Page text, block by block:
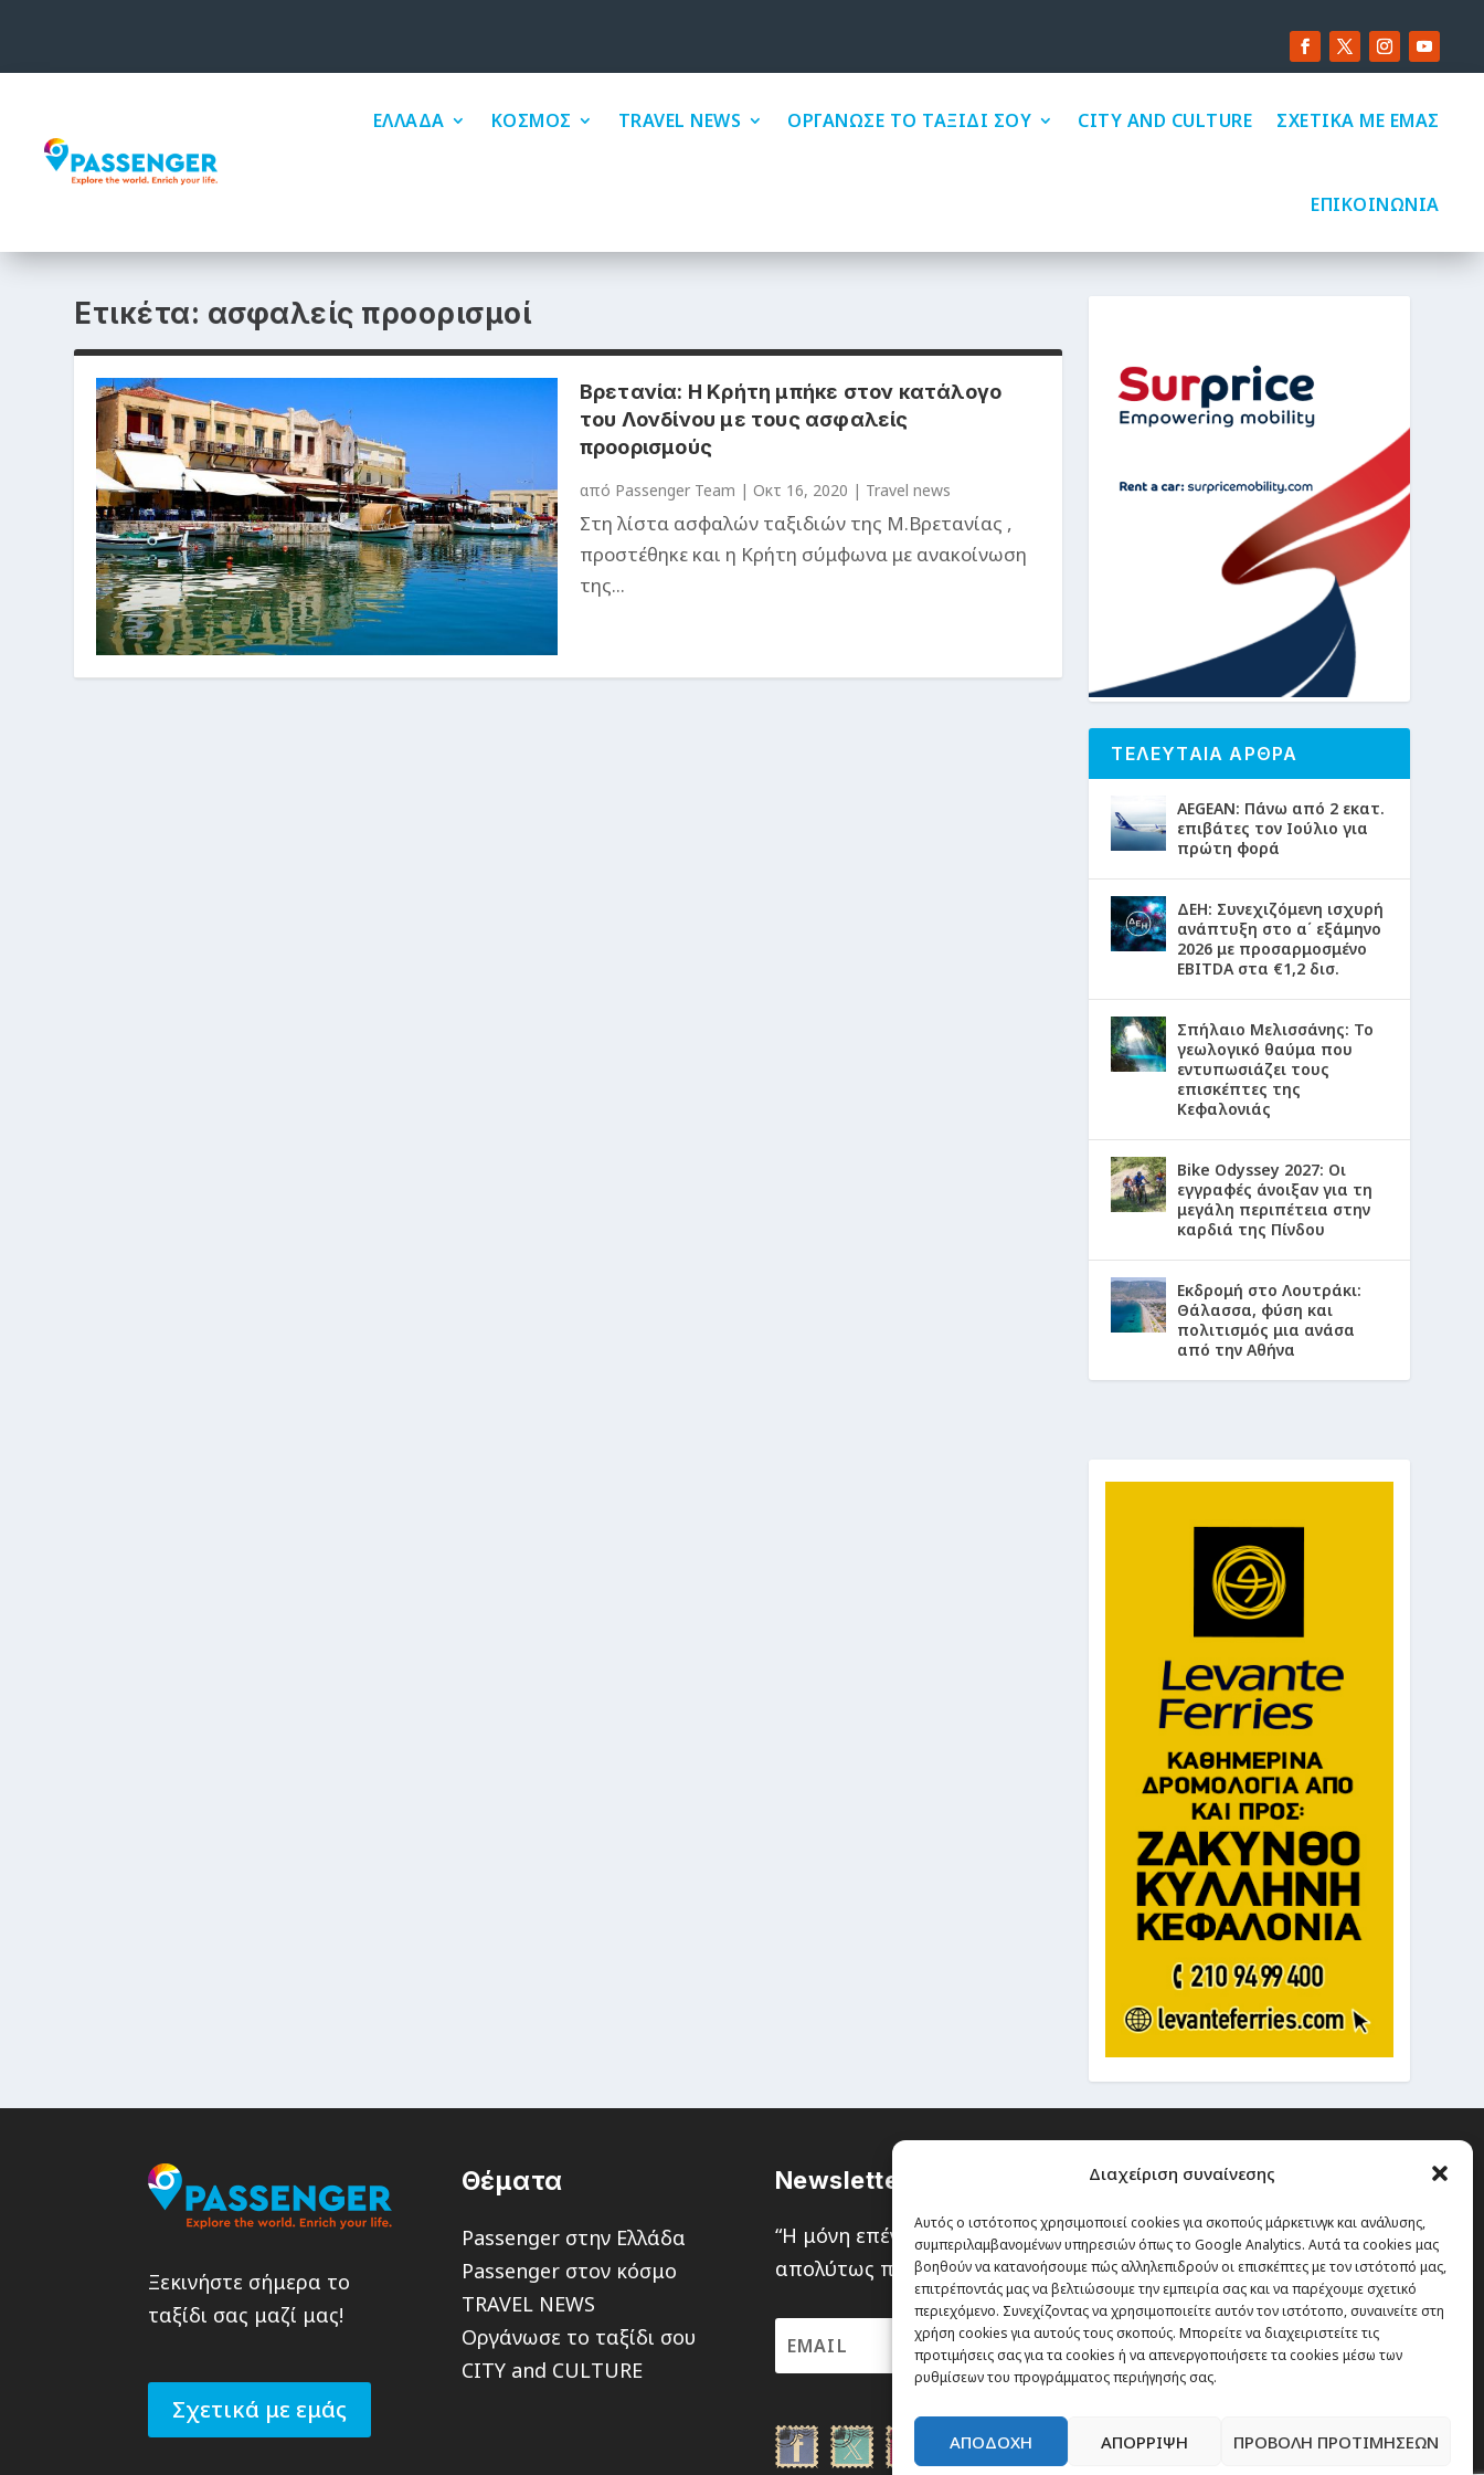
Διαχείριση συναίνεσης
Αυτός ο ιστότοπος χρησιμοποιεί cookies για σκοπούς μάρκετινγκ και ανάλυσης,
συμπεριλαμβανομένων υπηρεσιών όπως το Google Analytics. Αυτά τα cookies μας
βοηθούν να κατανοήσουμε πώς αλληλεπιδρούν οι επισκέπτες με τον ιστότοπό μας,
επιτρέποντάς μας να βελτιώσουμε την εμπειρία σας και να παρέχουμε σχετικό
περιεχόμενο. Συνεχίζοντας να χρησιμοποιείτε αυτόν τον ιστότοπο, συναινείτε στη
χρήση cookies για αυτούς τους σκοπούς. Μπορείτε να διαχειριστείτε τις
προτιμήσεις σας για τα cookies ή να απενεργοποιήσετε τα cookies μέσω των
ρυθμίσεων του προγράμματος περιήγησής σας.
ΑΠΟΔΟΧΗ ΑΠΟΡΡΙΨΗ ΠΡΟΒΟΛΗ ΠΡΟΤΙΜΗΣΕΩΝ
ΕΛΛΑΔΑ ΚΟΣΜΟΣ TRAVEL NEWS ΟΡΓΑΝΩΣΕ ΤΟ ΤΑΞΙΔΙ ΣΟΥ CITY AND CULTURE ΣΧΕΤΙΚΑ ΜΕ ΕΜΑΣ
ΕΠΙΚΟΙΝΩΝΙΑ
Ετικέτα: ασφαλείς προορισμοί
Βρετανία: Η Κρήτη μπήκε στον κατάλογο
του Λονδίνου με τους ασφαλείς
προορισμούς
από Passenger Team | Οκτ 16, 2020 | Travel news
Στη λίστα ασφαλών ταξιδιών της Μ.Βρετανίας ,
προστέθηκε και η Κρήτη σύμφωνα με ανακοίνωση
της...
ΤΕΛΕΥΤΑΙΑ ΑΡΘΡΑ
AEGEAN: Πάνω από 2 εκατ.
επιβάτες τον Ιούλιο για
πρώτη φορά
ΔΕΗ: Συνεχιζόμενη ισχυρή
ανάπτυξη στο α΄ εξάμηνο
2026 με προσαρμοσμένο
EBITDA στα €1,2 δισ.
Σπήλαιο Μελισσάνης: Το
γεωλογικό θαύμα που
εντυπωσιάζει τους
επισκέπτες της
Κεφαλονιάς
Bike Odyssey 2027: Οι
εγγραφές άνοιξαν για τη
μεγάλη περιπέτεια στην
καρδιά της Πίνδου
Εκδρομή στο Λουτράκι:
Θάλασσα, φύση και
πολιτισμός μια ανάσα
από την Αθήνα
Ξεκινήστε σήμερα το
ταξίδι σας μαζί μας!
Σχετικά με εμάς
Θέματα
Passenger στην Ελλάδα
Passenger στον κόσμο
TRAVEL NEWS
Οργάνωσε το ταξίδι σου
CITY and CULTURE
Newsletter
“H μόνη επένδυση από την οποία δεν έχεις καμία
απολύτως πιθανότητα να χάσεις, είναι τα ταξίδια.”
Εγγραφή